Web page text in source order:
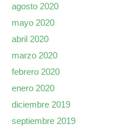
agosto 2020
mayo 2020
abril 2020
marzo 2020
febrero 2020
enero 2020
diciembre 2019
septiembre 2019